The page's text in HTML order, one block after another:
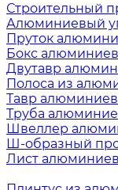
Строительный
Алюминиевый
Пруток
Бокс
Двутавр
Полоса из
Тавр
Труба
Швеллер
Ш-образный
Лист